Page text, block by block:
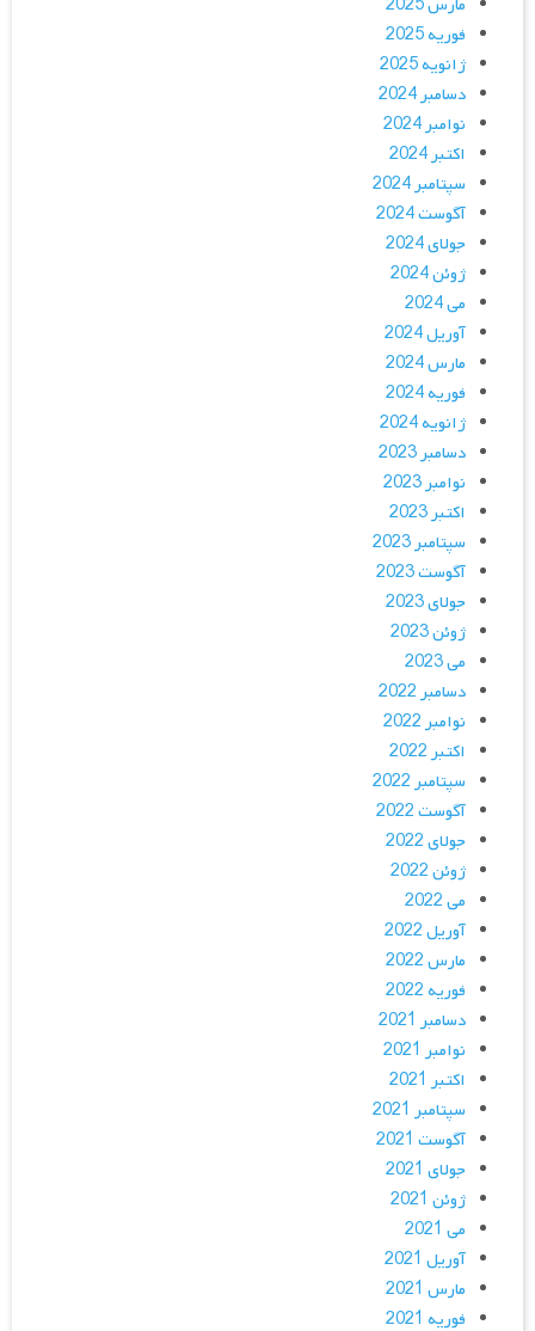
فوریه 2025
ژانویه 2025
دسامبر 2024
نوامبر 2024
اکتبر 2024
سپتامبر 2024
آگوست 2024
جولای 2024
ژوئن 2024
می 2024
آوریل 2024
مارس 2024
فوریه 2024
ژانویه 2024
دسامبر 2023
نوامبر 2023
اکتبر 2023
سپتامبر 2023
آگوست 2023
جولای 2023
ژوئن 2023
می 2023
دسامبر 2022
نوامبر 2022
اکتبر 2022
سپتامبر 2022
آگوست 2022
جولای 2022
ژوئن 2022
می 2022
آوریل 2022
مارس 2022
فوریه 2022
دسامبر 2021
نوامبر 2021
اکتبر 2021
سپتامبر 2021
آگوست 2021
جولای 2021
ژوئن 2021
می 2021
آوریل 2021
مارس 2021
فوریه 2021